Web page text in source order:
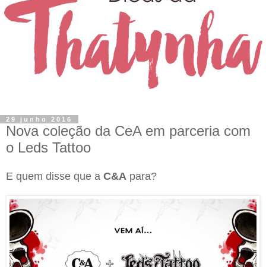
29 junho 2016
Nova coleção da CeA em parceria com
o Leds Tattoo
E quem disse que a C&A para?